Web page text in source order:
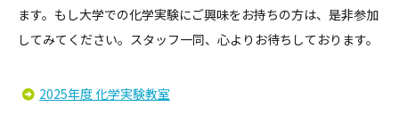
ます。もし大学での化学実験にご興味をお持ちの方は、是非参加
してみてください。スタッフ一同、心よりお待ちしております。
2025年度 化学実験教室